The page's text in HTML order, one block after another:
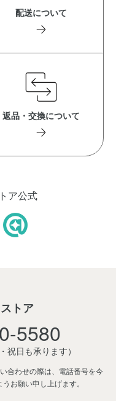
配送について
返品・交換について
ア公式
トア
5580
祝日も承ります）
合わせの際は、電話番号を今
お願い申し上げます。